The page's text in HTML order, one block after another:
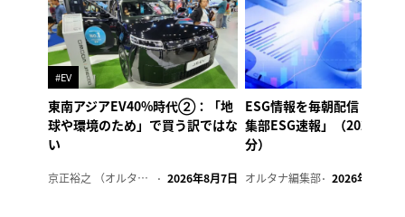
#EV
東南アジアEV40%時代②：「地
球や環境のため」で買う訳ではな
い
京正裕之 （オルタナ副編集長） 2026年8月7日
ESG情報を毎朝配信「オル
集部ESG速報」（2026年8
分）
オルタナ編集部 2026年8月7日